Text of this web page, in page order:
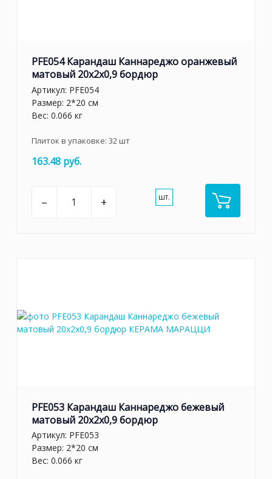
PFE054 Карандаш Каннареджо оранжевый
матовый 20x2x0,9 бордюр
Артикул: PFE054
Размер: 2*20 см
Вес: 0.066 кг
Плиток в упаковке: 32шт
163.48 руб.
– + шт.
PFE053 Карандаш Каннареджо бежевый
матовый 20x2x0,9 бордюр
Артикул: PFE053
Размер: 2*20 см
Вес: 0.066 кг